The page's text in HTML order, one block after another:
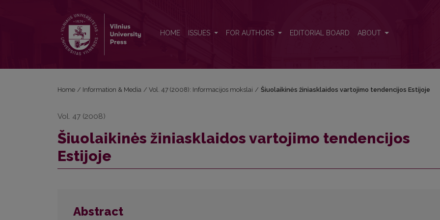
HOME ISSUES FOR AUTHORS EDITORIAL BOARD ABOUT
Home / Information & Media / Vol. 47 (2008): Informacijos mokslai / Šiuolaikinės žiniasklaidos vartojimo tendencijos Estijoje
Vol. 47 (2008)
Šiuolaikinės žiniasklaidos vartojimo tendencijos
Estijoje
Abstract